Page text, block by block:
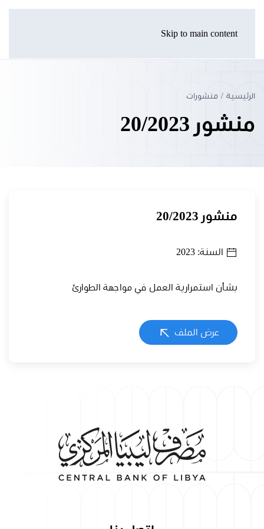
Skip to main content
الرئيسية منشورات
منشور 20/2023
منشور 20/2023
السنة: 2023
بشأن استمرارية العمل في مواجهة الطوارئ
عرض الملف